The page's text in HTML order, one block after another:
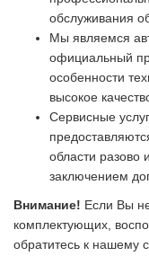
обслуживания
Мы являемся
официальный
особенности
высокое
Сервисные
области разово
заключением
Внимание! Если Вы
комплектующих,
обратитесь к нашему